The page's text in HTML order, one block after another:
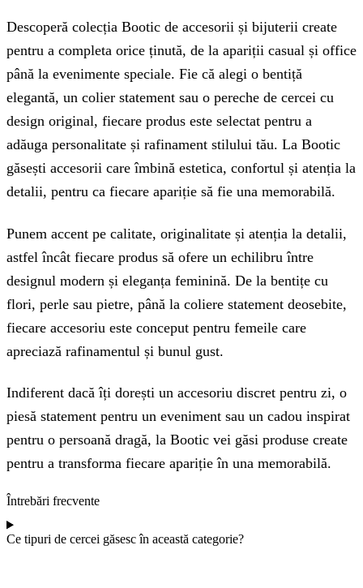
Descoperă colecția Bootic de accesorii și bijuterii create
pentru a completa orice ținută, de la apariții casual și office
până la evenimente speciale. Fie că alegi o bentiță
elegantă, un colier statement sau o pereche de cercei cu
design original, fiecare produs este selectat pentru a
adăuga personalitate și rafinament stilului tău. La Bootic
găsești accesorii care îmbină estetica, confortul și atenția la
detalii, pentru ca fiecare apariție să fie una memorabilă.
Punem accent pe calitate, originalitate și atenția la detalii,
astfel încât fiecare produs să ofere un echilibru între
designul modern și eleganța feminină. De la bentițe cu
flori, perle sau pietre, până la coliere statement deosebite,
fiecare accesoriu este conceput pentru femeile care
apreciază rafinamentul și bunul gust.
Indiferent dacă îți dorești un accesoriu discret pentru zi, o
piesă statement pentru un eveniment sau un cadou inspirat
pentru o persoană dragă, la Bootic vei găsi produse create
pentru a transforma fiecare apariție în una memorabilă.
Întrebări frecvente
Ce tipuri de cercei găsesc în această categorie?